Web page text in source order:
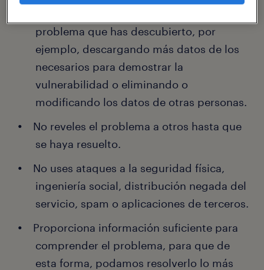
problema que has descubierto, por
ejemplo, descargando más datos de los
necesarios para demostrar la
vulnerabilidad o eliminando o
modificando los datos de otras personas.
No reveles el problema a otros hasta que
se haya resuelto.
No uses ataques a la seguridad física,
ingeniería social, distribución negada del
servicio, spam o aplicaciones de terceros.
Proporciona información suficiente para
comprender el problema, para que de
esta forma, podamos resolverlo lo más